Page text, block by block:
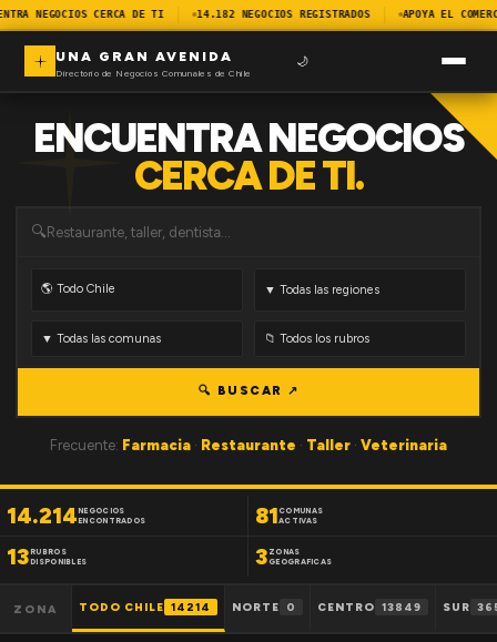
NEGOCIOS CERCA DE TI 14.182 NEGOCIOS REGISTRADOS APOYA EL
UNA GRAN AVENIDA
Directorio de Negocios Comunales de Chile
🌙
ENCUENTRA NEGOCIOS
CERCA DE TI.
🔍
🔍 BUSCAR ↗
Frecuente: Farmacia · Restaurante · Taller · Veterinaria
14.214NEGOCIOS
ENCONTRADOS
81 COMUNAS
ACTIVAS
13RUBROS
DISPONIBLES
3 ZONAS
GEOGRAFICAS
ZONA TODO CHILE 14214 NORTE 0 CENTRO 13849 SUR